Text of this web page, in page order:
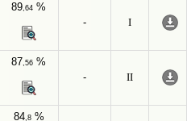
89,64 %
-
I
87,56 %
-
II
84,8%